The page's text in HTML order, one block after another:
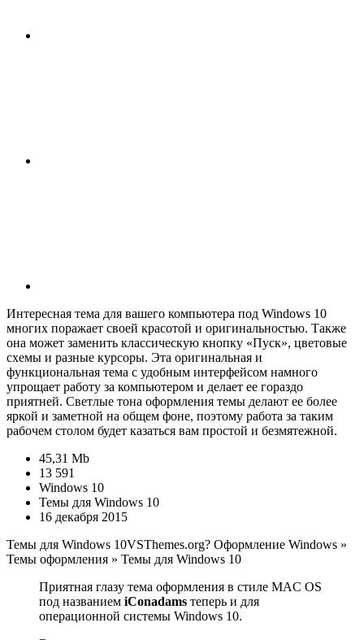
Интересная тема для вашего компьютера под Windows 10
многих поражает своей красотой и оригинальностью. Также
она может заменить классическую кнопку «Пуск», цветовые
схемы и разные курсоры. Эта оригинальная и
функциональная тема с удобным интерфейсом намного
упрощает работу за компьютером и делает ее гораздо
приятней. Светлые тона оформления темы делают ее более
яркой и заметной на общем фоне, поэтому работа за таким
рабочем столом будет казаться вам простой и безмятежной.
45,31 Mb
13 591
Windows 10
Темы для Windows 10
16 декабря 2015
Темы для Windows 10VSThemes.org? Оформление Windows »
Темы оформления » Темы для Windows 10
Приятная глазу тема оформления в стиле MAC OS
под названием iConadams теперь и для
операционной системы Windows 10.